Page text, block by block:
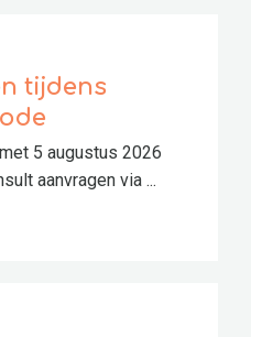
tijdens
5 augustus 2026
aanvragen via ...